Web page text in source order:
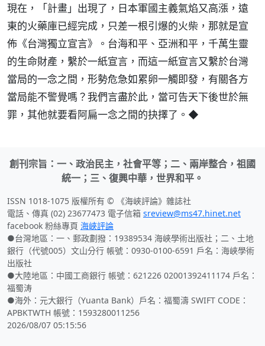
現在，「計畫」出現了，日本軍國主義氣焰又高漲，遠
東的火藥庫已經完成，只差一根引爆的火柴，那就是宣
佈《台灣獨立宣言》。台海和平、亞洲和平，千萬生靈
的生命財產，繫於一紙宣言，而這一紙宣言又繫於台灣
當局的一念之間，形勢危急如累卵一觸即發，有關各方
當局能不警覺嗎？我們言盡於此，當可告天下後世於無
罪，其他就要看阿扁一念之間的抉擇了。◆
創刊宗旨：一、政治民主，社會平等；二、兩岸整合，祖國
統一；三、復興中華，世界和平。
ISSN 1018-1075 版權所有 © 《海峽評論》雜誌社
電話、傳真 (02) 23677473 電子信箱 sreview@ms47.hinet.net
facebook 粉絲專頁 海峽評論
●台灣地區：一、郵政劃撥：19389534 海峽學術出版社；二、土地
銀行（代號005）文山分行 帳號：0930-0100-6591 戶名：海峽學術
出版社
●大陸地區：中國工商銀行 帳號：621226 02001392411174 戶名：
福蜀涛
●海外：元大銀行（Yuanta Bank）戶名：福蜀濤 SWIFT CODE：
APBKTWTH 帳號：1593280011256
2026/08/07 05:15:56